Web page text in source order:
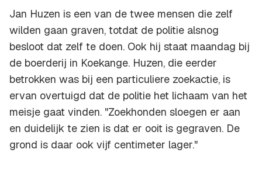
Jan Huzen is een van de twee mensen die zelf
wilden gaan graven, totdat de politie alsnog
besloot dat zelf te doen. Ook hij staat maandag bij
de boerderij in Koekange. Huzen, die eerder
betrokken was bij een particuliere zoekactie, is
ervan overtuigd dat de politie het lichaam van het
meisje gaat vinden. "Zoekhonden sloegen er aan
en duidelijk te zien is dat er ooit is gegraven. De
grond is daar ook vijf centimeter lager."